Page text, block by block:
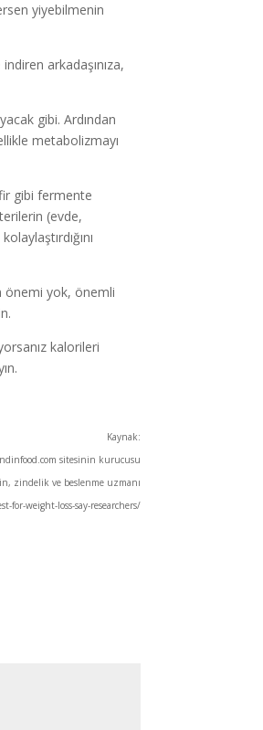
yiyebilmenin
arkadaşınıza,
gibi. Ardından
metabolizmayı
gibi fermente
(evde,
önemi yok, önemli
kalorileri
Kaynak:
sitesinin kurucusu
zindelik ve beslenme uzmanı
for-weight-loss-say-researchers/